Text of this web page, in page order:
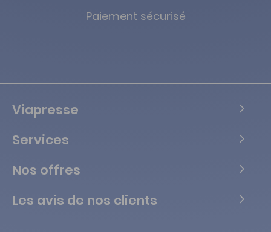
Paiement sécurisé
Viapresse
Services
Nos offres
Les avis de nos clients